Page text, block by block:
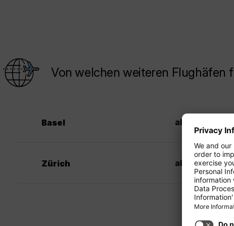
Von welchen weiteren Flughäfen
Basel ab CHF 421
Zürich ab CHF